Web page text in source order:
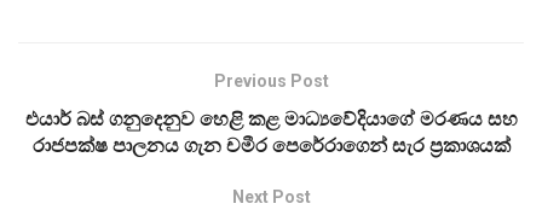
Previous Post
එයාර් බස් ගනුදෙනුව හෙළි කළ මාධ්‍යවේදියාගේ මරණය සහ
රාජපක්ෂ පාලනය ගැන චමීර පෙරේරාගෙන් සැර ප්‍රකාශයක්
Next Post